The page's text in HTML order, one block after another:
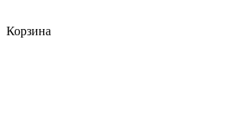
Корзина